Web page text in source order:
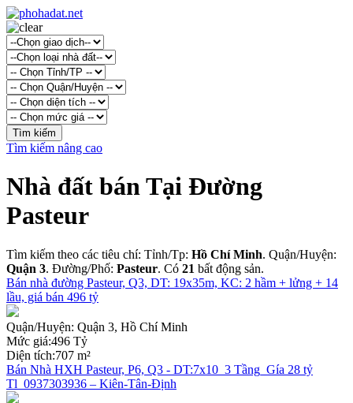
Tìm kiếm nâng cao
Nhà đất bán Tại Đường
Pasteur
Tìm kiếm theo các tiêu chí: Tỉnh/Tp: Hồ Chí Minh. Quận/Huyện:
Quận 3. Đường/Phố: Pasteur. Có 21 bất động sản.
Bán nhà đường Pasteur, Q3, DT: 19x35m, KC: 2 hầm + lửng + 14
lầu, giá bán 496 tỷ
Quận/Huyện: Quận 3, Hồ Chí Minh
Mức giá:496 Tỷ
Diện tích:707 m²
Bán Nhà HXH Pasteur, P6, Q3 - DT:7x10_3 Tầng_Gía 28 tỷ
Tl_0937303936 – Kiên-Tân-Định